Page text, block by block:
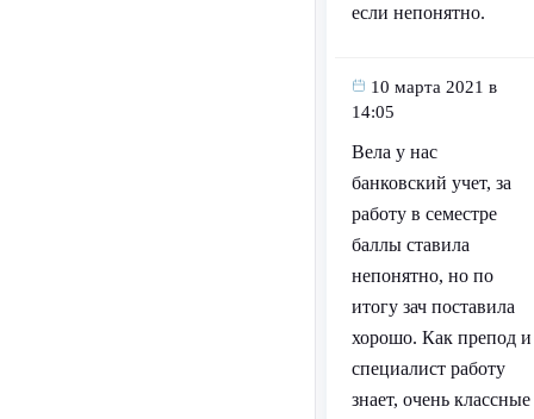
если непонятно.
10 марта 2021 в
14:05
Вела у нас
банковский учет, за
работу в семестре
баллы ставила
непонятно, но по
итогу зач поставила
хорошо. Как препод и
специалист работу
знает, очень классные